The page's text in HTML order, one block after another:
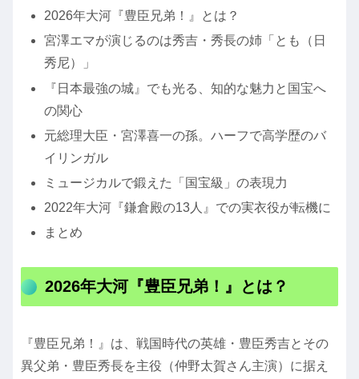
2026年大河『豊臣兄弟！』とは？
宮澤エマが演じるのは秀吉・秀長の姉「とも（日
秀尼）」
『日本最強の城』でも光る、知的な魅力と国宝へ
の関心
元総理大臣・宮澤喜一の孫。ハーフで高学歴のバ
イリンガル
ミュージカルで鍛えた「国宝級」の表現力
2022年大河『鎌倉殿の13人』での実衣役が転機に
まとめ
2026年大河『豊臣兄弟！』とは？
『豊臣兄弟！』は、戦国時代の英雄・豊臣秀吉とその
異父弟・豊臣秀長を主役（仲野太賀さん主演）に据え